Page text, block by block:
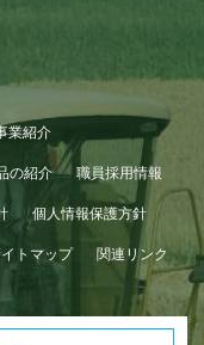
業紹介
の紹介 職員採用情報
個人情報保護方針
トマップ 関連リンク